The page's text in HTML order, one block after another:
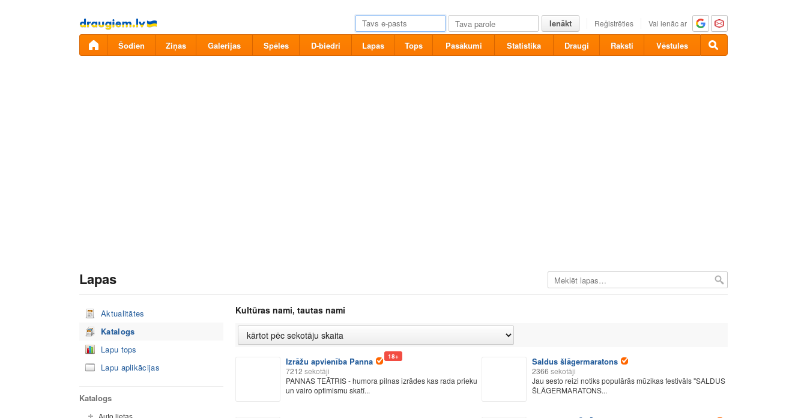
Pāriet
uz
saturu
Ienākt Reģistrēties Vai ienāc ar
Šodien Ziņas Galerijas Spēles D-biedri Lapas Tops Pasākumi Statistika Draugi Raksti Vēstules
Lapas
Aktualitātes
Katalogs
Lapu tops
Lapu aplikācijas
Katalogs
Auto lietas
Kultūras nami, tautas nami
Izrāžu apvienība Panna 18+
7212 sekotāji
PANNAS TEĀTRIS - humora pilnas izrādes kas rada prieku
un vairo optimismu skatī...
Saldus šlāgermaratons
2366 sekotāji
Jau sesto reizi notiks populārās mūzikas festivāls "SALDUS
ŠLĀGERMARATONS...